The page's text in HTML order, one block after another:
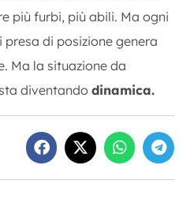
più furbi, più abili. Ma ogni
di posizione genera
Ma la situazione da
sta diventando dinamica.